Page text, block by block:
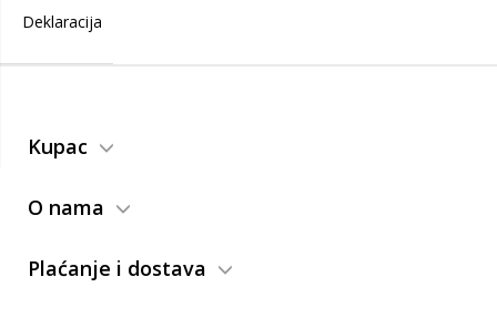
Deklaracija
Kupac
O nama
Plaćanje i dostava